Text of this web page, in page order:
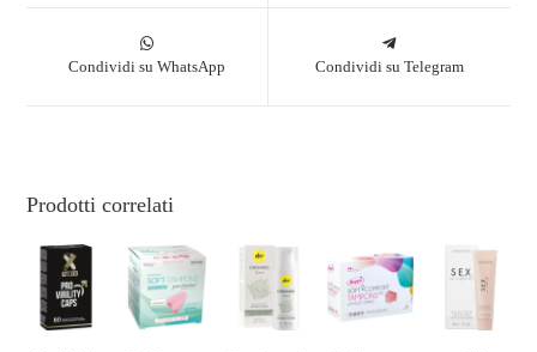
Condividi su WhatsApp Condividi su Telegram
Prodotti correlati